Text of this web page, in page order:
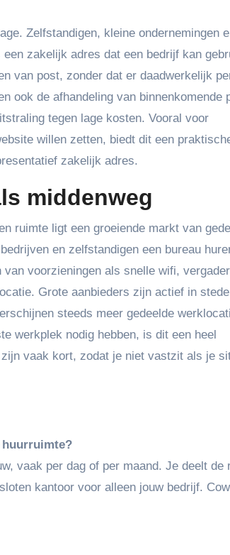
Zelfstandigen, kleine ondernemingen
zakelijk adres dat een bedrijf kan
van post, zonder dat er daadwerkelijk
ook de afhandeling van binnenkomende
tegen lage kosten. Vooral voor
willen zetten, biedt dit een
zakelijk adres.
middenweg
ruimte ligt een groeiende markt van
en zelfstandigen een bureau
voorzieningen als snelle wifi,
Grote aanbieders zijn actief in
steeds meer gedeelde
werkplek nodig hebben, is dit een heel
vaak kort, zodat je niet vastzit als je
huurruimte?
vaak per dag of per maand. Je deelt de
kantoor voor alleen jouw bedrijf.